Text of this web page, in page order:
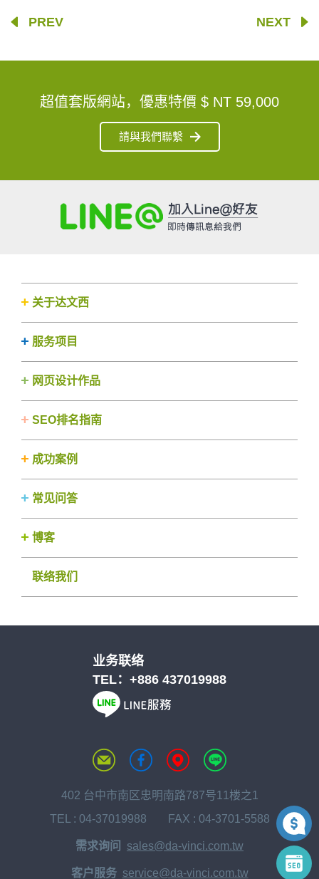
PREV NEXT
超值套版網站，優惠特價 $ NT 59,000
請與我們聯繫
关于达文西
服务项目
网页设计作品
SEO排名指南
成功案例
常见问答
博客
联络我们
业务联络
TEL： +886 437019988
402 台中市南区忠明南路787号11楼之1
TEL : 04-37019988 FAX : 04-3701-5588
需求询问 sales@da-vinci.com.tw
客户服务 service@da-vinci.com.tw